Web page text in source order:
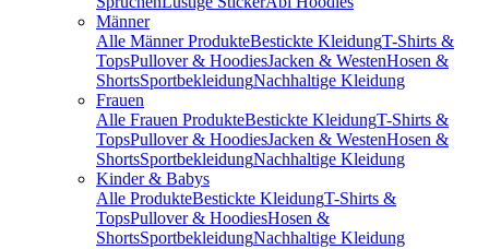
Männer
Alle Männer ProdukteBestickte KleidungT-Shirts &
TopsPullover & HoodiesJacken & WestenHosen &
ShortsSportbekleidungNachhaltige Kleidung
Frauen
Alle Frauen ProdukteBestickte KleidungT-Shirts &
TopsPullover & HoodiesJacken & WestenHosen &
ShortsSportbekleidungNachhaltige Kleidung
Kinder & Babys
Alle ProdukteBestickte KleidungT-Shirts &
TopsPullover & HoodiesHosen &
ShortsSportbekleidungNachhaltige Kleidung